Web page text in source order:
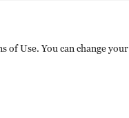
of Use. You can change your